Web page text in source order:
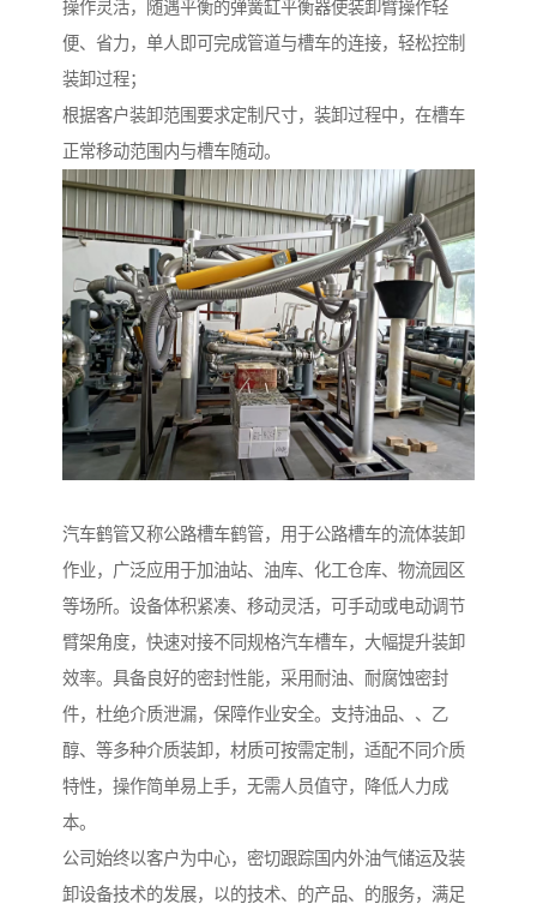
操作灵活，随遇平衡的弹簧缸平衡器使装卸臂操作轻
便、省力，单人即可完成管道与槽车的连接，轻松控制
装卸过程；
根据客户装卸范围要求定制尺寸，装卸过程中，在槽车
正常移动范围内与槽车随动。
汽车鹤管又称公路槽车鹤管，用于公路槽车的流体装卸
作业，广泛应用于加油站、油库、化工仓库、物流园区
等场所。设备体积紧凑、移动灵活，可手动或电动调节
臂架角度，快速对接不同规格汽车槽车，大幅提升装卸
效率。具备良好的密封性能，采用耐油、耐腐蚀密封
件，杜绝介质泄漏，保障作业安全。支持油品、、乙
醇、等多种介质装卸，材质可按需定制，适配不同介质
特性，操作简单易上手，无需人员值守，降低人力成
本。
公司始终以客户为中心，密切跟踪国内外油气储运及装
卸设备技术的发展，以的技术、的产品、的服务，满足